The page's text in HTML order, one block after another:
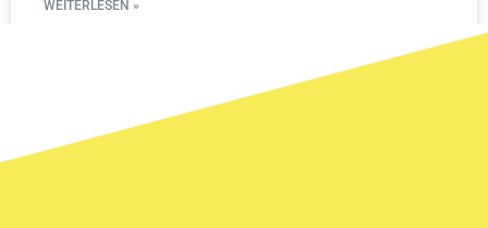
WEITERLESEN »